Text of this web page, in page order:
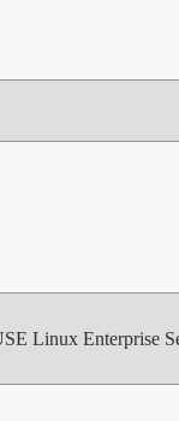
Linux Enterprise